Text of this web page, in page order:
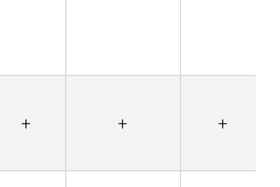
+ + +